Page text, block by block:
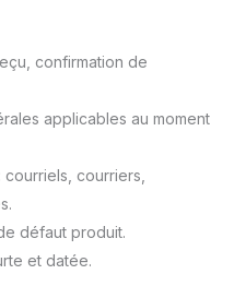
confirmation de
applicables au moment
courriers,
défaut produit.
et datée.